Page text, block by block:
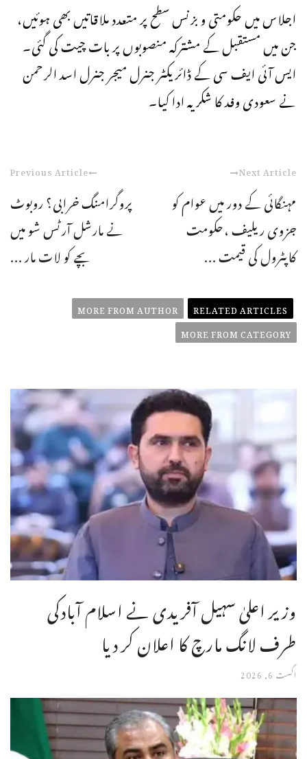
اجلاس میں حکومتی و بزنس سطح پر متعدد ملاقاتیں بھی ہوئیں،
جن میں مستقبل کے مشترکہ منصوبوں پر بات چیت کی گئی۔
ایس آئی ایف سی کے ڈائریکٹر جنرل میجر جنرل اسد الرحمن
نے سعودی وفد کا شکریہ ادا کیا۔
Previous Article
پروگرامنگ خرابی؟ روبوٹ
نے مارشل آرٹس شو میں
بچے کو لات مار ...
Next Article
مہنگائی کے دور میں عوام کو
جزوی ریلیف ،حکومت
کاپٹرول کی قیمت ...
RELATED ARTICLES
MORE FROM AUTHOR
MORE FROM CATEGORY
وزیر اعلیٰ سہیل آفریدی نے اسلام آبادکی
طرف لانگ مارچ کا اعلان کر دیا
اگست 6, 2026